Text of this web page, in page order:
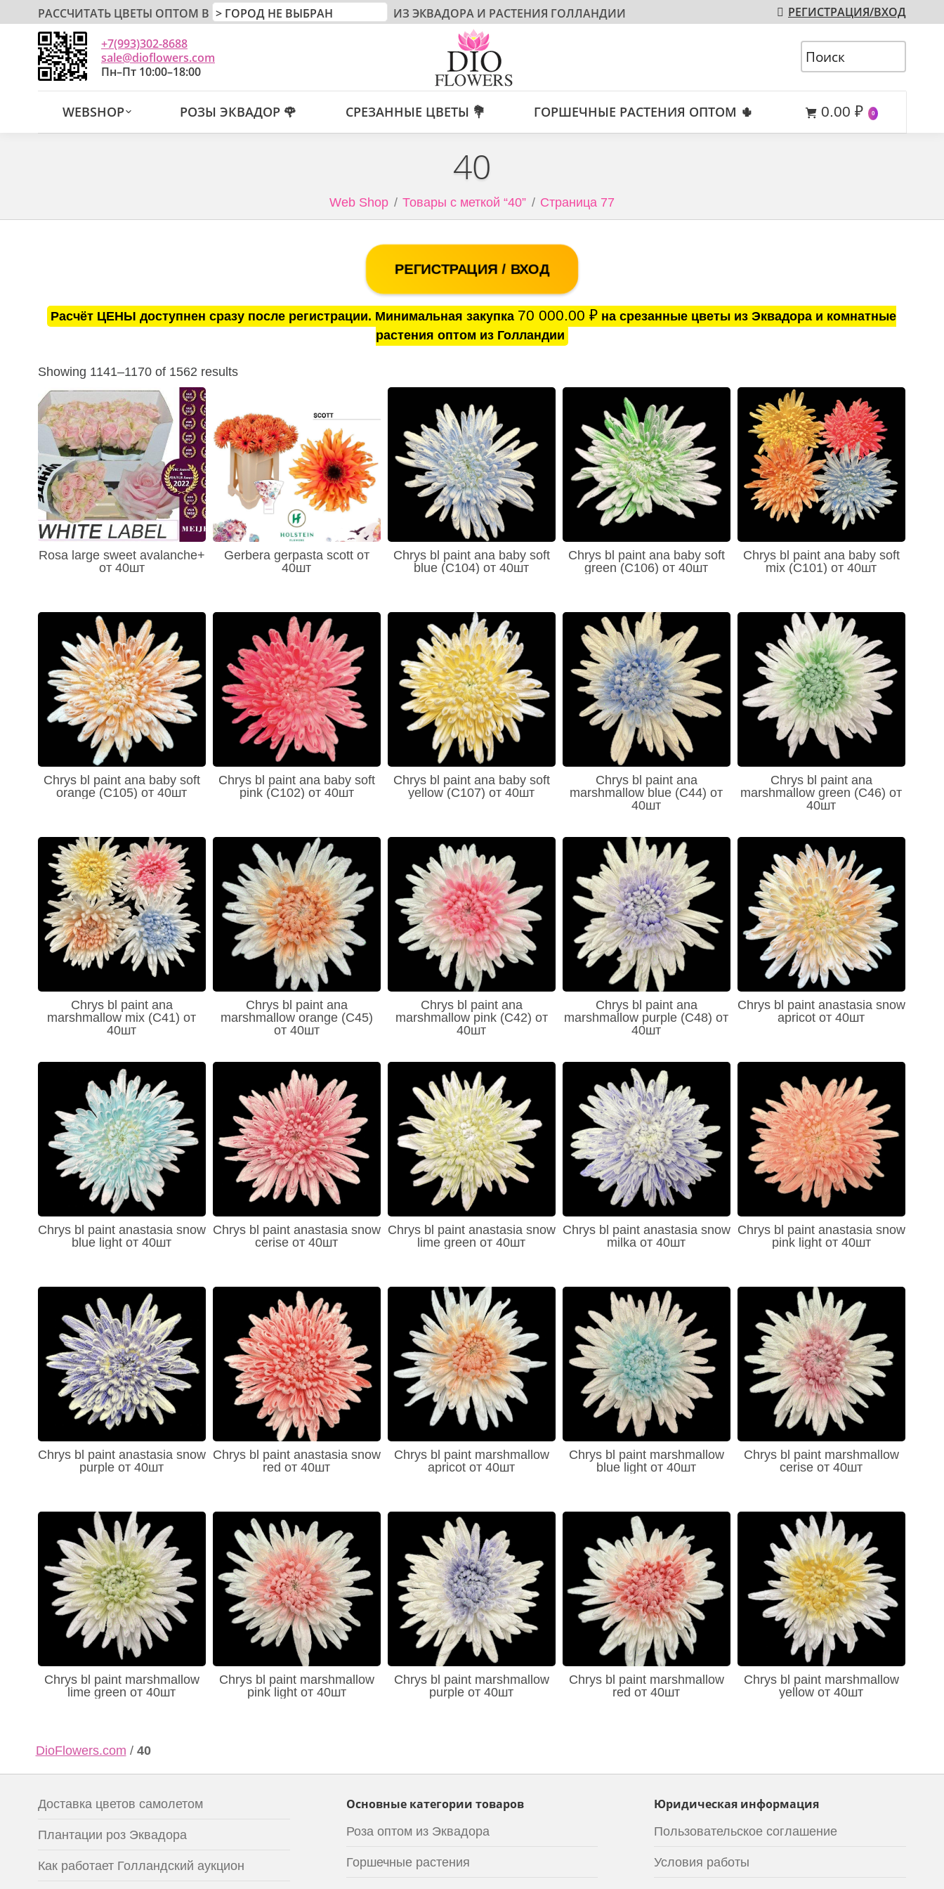
РАССЧИТАТЬ ЦВЕТЫ ОПТОМ В ИЗ ЭКВАДОРА И РАСТЕНИЯ ГОЛЛАНДИИ РЕГИСТРАЦИЯ/ВХОД
+7(993)302-8688
sale@dioflowers.com
Пн–Пт 10:00–18:00
WEBSHOP РОЗЫ ЭКВАДОР 🌹 СРЕЗАННЫЕ ЦВЕТЫ 💐 ГОРШЕЧНЫЕ РАСТЕНИЯ ОПТОМ 🌵 0.00 ₽ 0
40
Web Shop Товары с меткой “40” Страница 77
РЕГИСТРАЦИЯ / ВХОД
Расчёт ЦЕНЫ доступнен сразу после регистрации. Минимальная закупка 70 000.00₽ на срезанные цветы из Эквадора и комнатные
растения оптом из Голландии
Showing 1141–1170 of 1562 results
Rosa large sweet avalanche+
от 40шт
Gerbera gerpasta scott от
40шт
Chrys bl paint ana baby soft
blue (C104) от 40шт
Chrys bl paint ana baby soft
green (C106) от 40шт
Chrys bl paint ana baby soft
mix (C101) от 40шт
Chrys bl paint ana baby soft
orange (C105) от 40шт
Chrys bl paint ana baby soft
pink (C102) от 40шт
Chrys bl paint ana baby soft
yellow (C107) от 40шт
Chrys bl paint ana
marshmallow blue (C44) от
40шт
Chrys bl paint ana
marshmallow green (C46) от
40шт
Chrys bl paint ana
marshmallow mix (C41) от
40шт
Chrys bl paint ana
marshmallow orange (C45)
от 40шт
Chrys bl paint ana
marshmallow pink (C42) от
40шт
Chrys bl paint ana
marshmallow purple (C48) от
40шт
Chrys bl paint anastasia snow
apricot от 40шт
Chrys bl paint anastasia snow
blue light от 40шт
Chrys bl paint anastasia snow
cerise от 40шт
Chrys bl paint anastasia snow
lime green от 40шт
Chrys bl paint anastasia snow
milka от 40шт
Chrys bl paint anastasia snow
pink light от 40шт
Chrys bl paint anastasia snow
purple от 40шт
Chrys bl paint anastasia snow
red от 40шт
Chrys bl paint marshmallow
apricot от 40шт
Chrys bl paint marshmallow
blue light от 40шт
Chrys bl paint marshmallow
cerise от 40шт
Chrys bl paint marshmallow
lime green от 40шт
Chrys bl paint marshmallow
pink light от 40шт
Chrys bl paint marshmallow
purple от 40шт
Chrys bl paint marshmallow
red от 40шт
Chrys bl paint marshmallow
yellow от 40шт
DioFlowers.com / 40
Доставка цветов самолетом
Плантации роз Эквадора
Как работает Голландский аукцион
Основные категории товаров
Роза оптом из Эквадора
Горшечные растения
Юридическая информация
Пользовательское соглашение
Условия работы